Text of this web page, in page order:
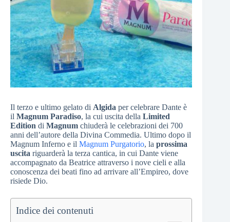
Il terzo e ultimo gelato di Algida per celebrare Dante è
il Magnum Paradiso, la cui uscita della Limited
Edition di Magnum chiuderà le celebrazioni dei 700
anni dell’autore della Divina Commedia. Ultimo dopo il
Magnum Inferno e il Magnum Purgatorio, la prossima
uscita riguarderà la terza cantica, in cui Dante viene
accompagnato da Beatrice attraverso i nove cieli e alla
conoscenza dei beati fino ad arrivare all’Empireo, dove
risiede Dio.
Indice dei contenuti